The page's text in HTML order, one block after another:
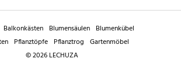
Balkonkästen Blumensäulen Blumenkübel
Pflanztöpfe Pflanztrog Gartenmöbel
© 2026 LECHUZA